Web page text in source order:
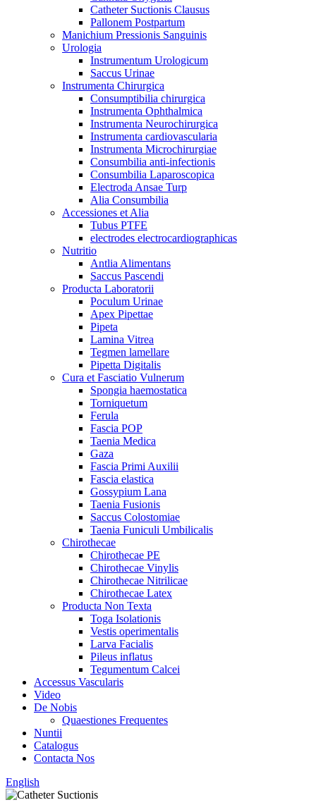
Catheter Suctionis Clausus
Pallonem Postpartum
Manichium Pressionis Sanguinis
Urologia
Instrumentum Urologicum
Saccus Urinae
Instrumenta Chirurgica
Consumptibilia chirurgica
Instrumenta Ophthalmica
Instrumenta Neurochirurgica
Instrumenta cardiovascularia
Instrumenta Microchirurgiae
Consumbilia anti-infectionis
Consumbilia Laparoscopica
Electroda Ansae Turp
Alia Consumbilia
Accessiones et Alia
Tubus PTFE
electrodes electrocardiographicas
Nutritio
Antlia Alimentans
Saccus Pascendi
Producta Laboratorii
Poculum Urinae
Apex Pipettae
Pipeta
Lamina Vitrea
Tegmen lamellare
Pipetta Digitalis
Cura et Fasciatio Vulnerum
Spongia haemostatica
Torniquetum
Ferula
Fascia POP
Taenia Medica
Gaza
Fascia Primi Auxilii
Fascia elastica
Gossypium Lana
Taenia Fusionis
Saccus Colostomiae
Taenia Funiculi Umbilicalis
Chirothecae
Chirothecae PE
Chirothecae Vinylis
Chirothecae Nitrilicae
Chirothecae Latex
Producta Non Texta
Toga Isolationis
Vestis operimentalis
Larva Facialis
Pileus inflatus
Tegumentum Calcei
Accessus Vascularis
Video
De Nobis
Quaestiones Frequentes
Nuntii
Catalogus
Contacta Nos
English